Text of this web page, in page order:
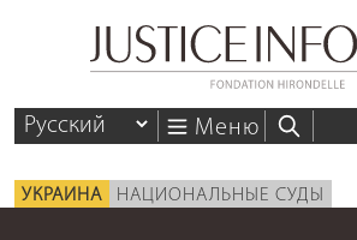
Меню
УКРАИНА НАЦИОНАЛЬНЫЕ СУДЫ